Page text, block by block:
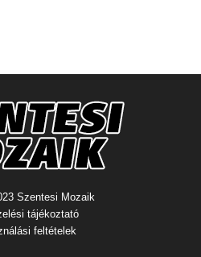
Szentesi Mozaik
tájékoztató
feltételek